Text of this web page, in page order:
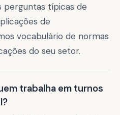
perguntas típicas de
de
vocabulário de normas
do seu setor.
trabalha em turnos